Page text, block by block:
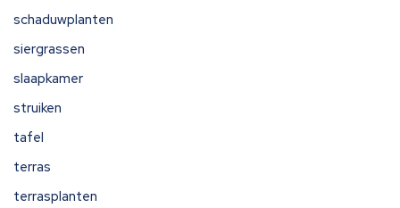
schaduwplanten
siergrassen
slaapkamer
struiken
tafel
terras
terrasplanten